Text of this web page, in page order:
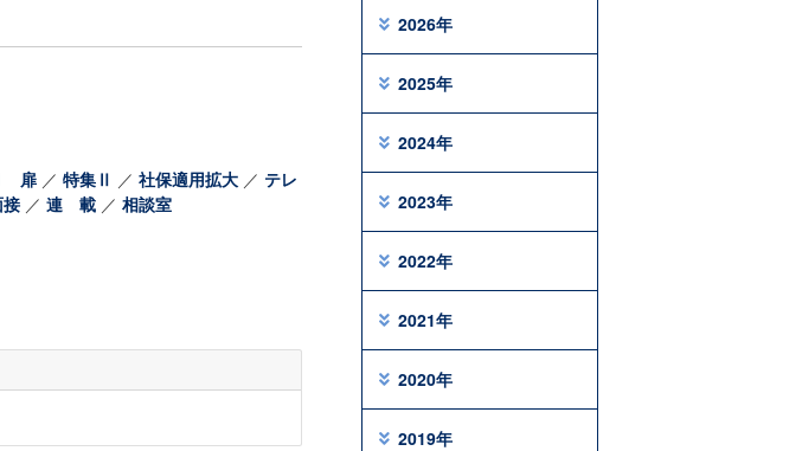
扉 ／ 特集Ⅱ ／ 社保適用拡大 ／ テレ
／ 連 載 ／ 相談室
2026年
2025年
2024年
2023年
2022年
2021年
2020年
2019年